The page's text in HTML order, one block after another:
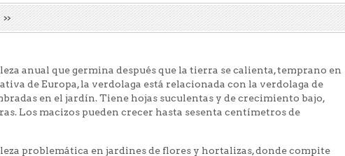
anual que germina después que la tierra se calienta, temprano en
de Europa, la verdolaga está relacionada con la verdolaga de
en el jardín. Tiene hojas suculentas y de crecimiento bajo,
Los macizos pueden crecer hasta sesenta centímetros de
problemática en jardines de flores y hortalizas, donde compite